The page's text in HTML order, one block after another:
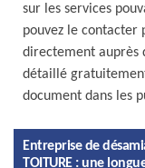
sur les services
pouvez le contacter
directement auprès
détaillé
document dans les
Entreprise de
TOITURE : une